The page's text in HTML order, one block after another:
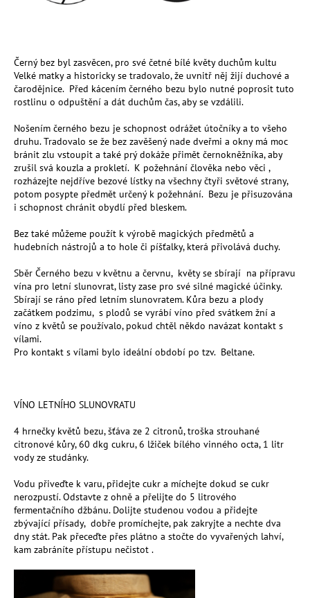
Černý bez byl zasvěcen, pro své četné bílé květy duchům kultu
Velké matky a historicky se tradovalo, že uvnitř něj žijí duchové a
čarodějnice. Před kácením černého bezu bylo nutné poprosit tuto
rostlinu o odpuštění a dát duchům čas, aby se vzdálili.
Nošením černého bezu je schopnost odrážet útočníky a to všeho
druhu. Tradovalo se že bez zavěšený nade dveřmi a okny má moc
bránit zlu vstoupit a také prý dokáže přimět černokněžníka, aby
zrušil svá kouzla a prokletí. K požehnání člověka nebo věci ,
rozházejte nejdříve bezové lístky na všechny čtyři světové strany,
potom posypte předmět určený k požehnání. Bezu je přisuzována
i schopnost chránit obydlí před bleskem.
Bez také můžeme použít k výrobě magických předmětů a
hudebních nástrojů a to hole či píšťalky, která přivolává duchy.
Sběr Černého bezu v květnu a červnu, květy se sbírají na přípravu
vína pro letní slunovrat, listy zase pro své silné magické účinky.
Sbírají se ráno před letním slunovratem. Kůra bezu a plody
začátkem podzimu, s plodů se vyrábí víno před svátkem žní a
víno z květů se používalo, pokud chtěl někdo navázat kontakt s
vílami.
Pro kontakt s vílami bylo ideální období po tzv. Beltane.
VÍNO LETNÍHO SLUNOVRATU
4 hrnečky květů bezu, šťáva ze 2 citronů, troška strouhané
citronové kůry, 60 dkg cukru, 6 lžiček bílého vinného octa, 1 litr
vody ze studánky.
Vodu přiveďte k varu, přidejte cukr a míchejte dokud se cukr
nerozpustí. Odstavte z ohně a přelijte do 5 litrového
fermentačního džbánu. Dolijte studenou vodou a přidejte
zbývající přísady, dobře promíchejte, pak zakryjte a nechte dva
dny stát. Pak přeceďte přes plátno a stočte do vyvařených lahví,
kam zabráníte přístupu nečistot .
í
t
?
HLEDAT
o
p
o
r
u
č
u
j
e
MESIHO
ŽÍŽALÍ
ČAJ
1
L
-
UNIVERZÁLNÍ
ORGANICKÉ
HNOJIVO
224
Kč